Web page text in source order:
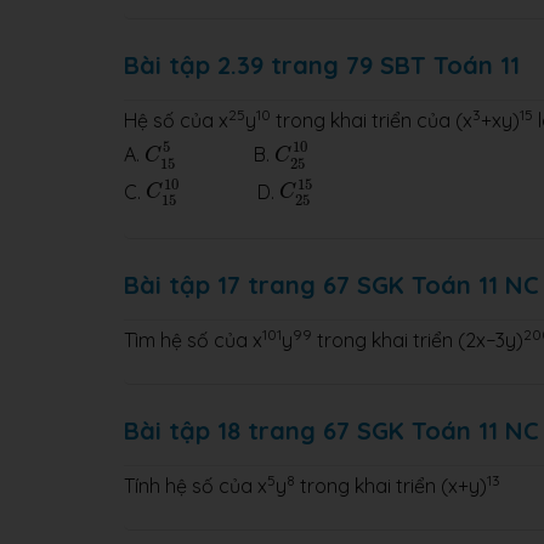
Bài tập 2.39 trang 79 SBT Toán 11
Hệ số của x25y10 trong khai triển của (x3+xy)15
A. C 5
15
C15 B. C 10
25
C25 10
C. C 10
15
C15 D. C 15
25
C25
Bài tập 17 trang 67 SGK Toán 11 NC
Tìm hệ số của x101y99 trong khai triển (2x−3y)
Bài tập 18 trang 67 SGK Toán 11 NC
Tính hệ số của x5y8 trong khai triển (x+y)13